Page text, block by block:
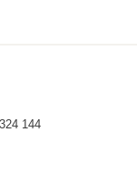
144